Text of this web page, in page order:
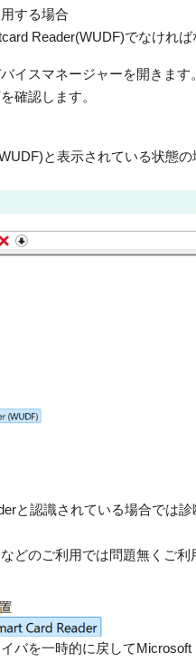
する場合
Reader(WUDF)でなければ
スマネージャーを開きます。
確認します。
と表示されている状態
と認識されている場合では
どのご利用では問題無くご利
バを一時的に戻して